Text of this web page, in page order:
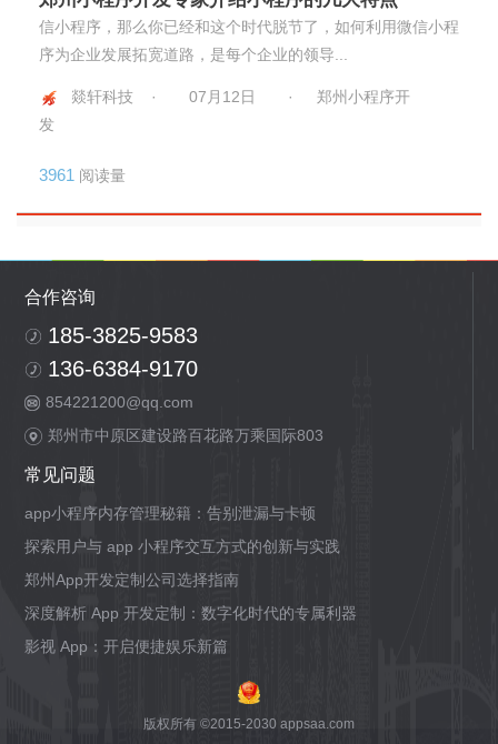
信小程序，那么你已经和这个时代脱节了，如何利用微信小程
序为企业发展拓宽道路，是每个企业的领导...
燚轩科技 · 07月12日 ·
郑州小程序开
发
3961 阅读量
合作咨询
185-3825-9583
136-6384-9170
854221200@qq.com
郑州市中原区建设路百花路万乘国际803
常见问题
app小程序内存管理秘籍：告别泄漏与卡顿
探索用户与 app 小程序交互方式的创新与实践
郑州App开发定制公司选择指南
深度解析 App 开发定制：数字化时代的专属利器
影视 App：开启便捷娱乐新篇
版权所有 ©2015-2030 appsaa.com